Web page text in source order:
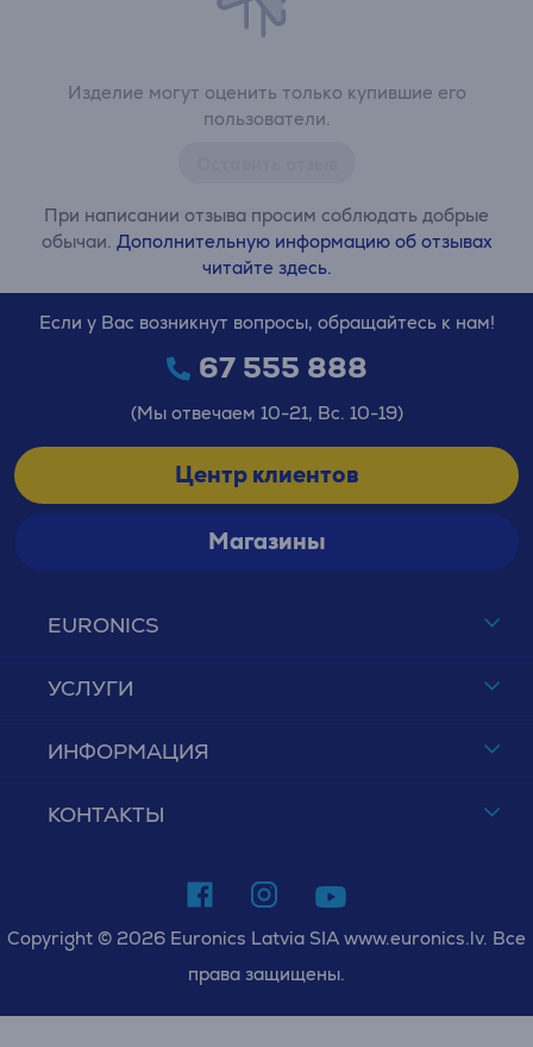
Изделие могут оценить только купившие его
пользователи.
При написании отзыва просим соблюдать добрые
обычаи. Дополнительную информацию об отзывах
читайте здесь.
EURONICS
УСЛУГИ
ИНФОРМАЦИЯ
КОНТАКТЫ
Если у Вас возникнут вопросы, обращайтесь к нам!
67 555 888
(Мы отвечаем 10-21, Вс. 10-19)
Центр клиентов
Магазины
Copyright © 2026 Euronics Latvia SIA www.euronics.lv. Все
права защищены.